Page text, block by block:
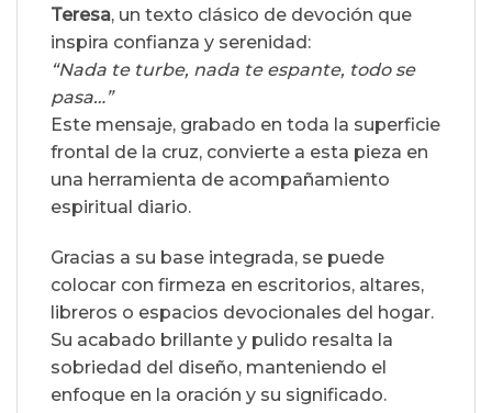
Teresa, un texto clásico de devoción que
inspira confianza y serenidad:
“Nada te turbe, nada te espante, todo se
pasa…”
Este mensaje, grabado en toda la superficie
frontal de la cruz, convierte a esta pieza en
una herramienta de acompañamiento
espiritual diario.
Gracias a su base integrada, se puede
colocar con firmeza en escritorios, altares,
libreros o espacios devocionales del hogar.
Su acabado brillante y pulido resalta la
sobriedad del diseño, manteniendo el
enfoque en la oración y su significado.